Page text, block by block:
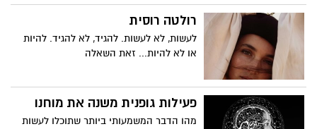
והנפש שלהם עובדים, מה הם צריכים ומה הם
רוצים, ואיך לתקשר את זה. הסגנון שלה
אופטימי, נטול בושה ומוביל עונג.
רולטה רוסית
לעשות, לא לעשות. להגיד, לא להגיד. להיות
או לא להיות... זאת השאלה
פעילות גופנית משנה את מוחנו
מהו הדבר המשמעותי ביותר שתוכלו לעשות